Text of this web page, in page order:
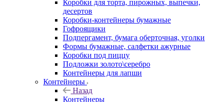
Коробки для торта, пирожных, выпечки,
десертов
Коробки-контейнеры бумажные
Гофроящики
Подпергамент, бумага оберточная, уголки
Формы бумажные, салфетки ажурные
Коробки под пиццу
Подложки золото\серебро
Контейнеры для лапши
Контейнеры
Назад
Контейнеры